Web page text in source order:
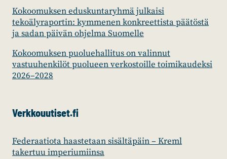
Kokoomuksen eduskuntaryhmä julkaisi
tekoälyraportin: kymmenen konkreettista päätöstä
ja sadan päivän ohjelma Suomelle
Kokoomuksen puoluehallitus on valinnut
vastuuhenkilöt puolueen verkostoille toimikaudeksi
2026–2028
Verkkouutiset.fi
Federaatiota haastetaan sisältäpäin – Kreml
takertuu imperiumiinsa